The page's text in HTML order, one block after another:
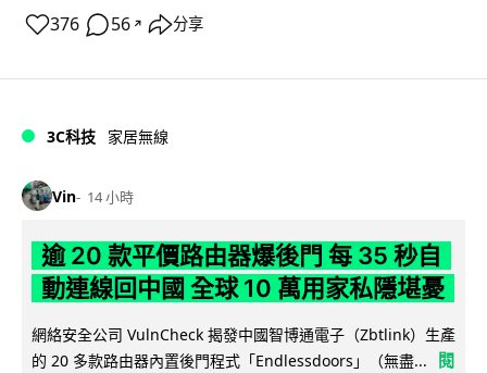
376 56 ↗ 分享
3C科技 家居無線
Vin 14 小時
逾 20 款平價路由器爆後門 每 35 秒自
動連線回中國 全球 10 萬用家私隱堪憂
網絡安全公司 VulnCheck 揭發中國智博通電子（Zbtlink）生產
的 20 多款路由器內置後門程式「Endlessdoors」（無盡...
閱